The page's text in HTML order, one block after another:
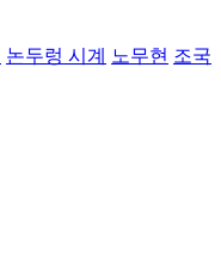
논두렁 시계 노무현 조국